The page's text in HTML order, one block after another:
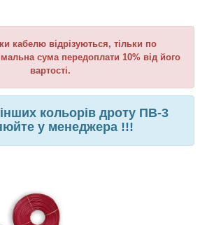
кабелю відрізуються, тільки по
сума передоплати 10% від його
вартості.
кольорів дроту ПВ-3
у менеджера !!!